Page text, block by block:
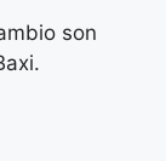
son